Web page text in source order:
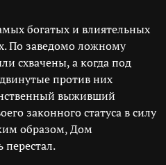
богатых и влиятельных
По заведомо ложному
схвачены, а когда под
против них
выживший
законного статуса в силу
образом, Дом
перестал.